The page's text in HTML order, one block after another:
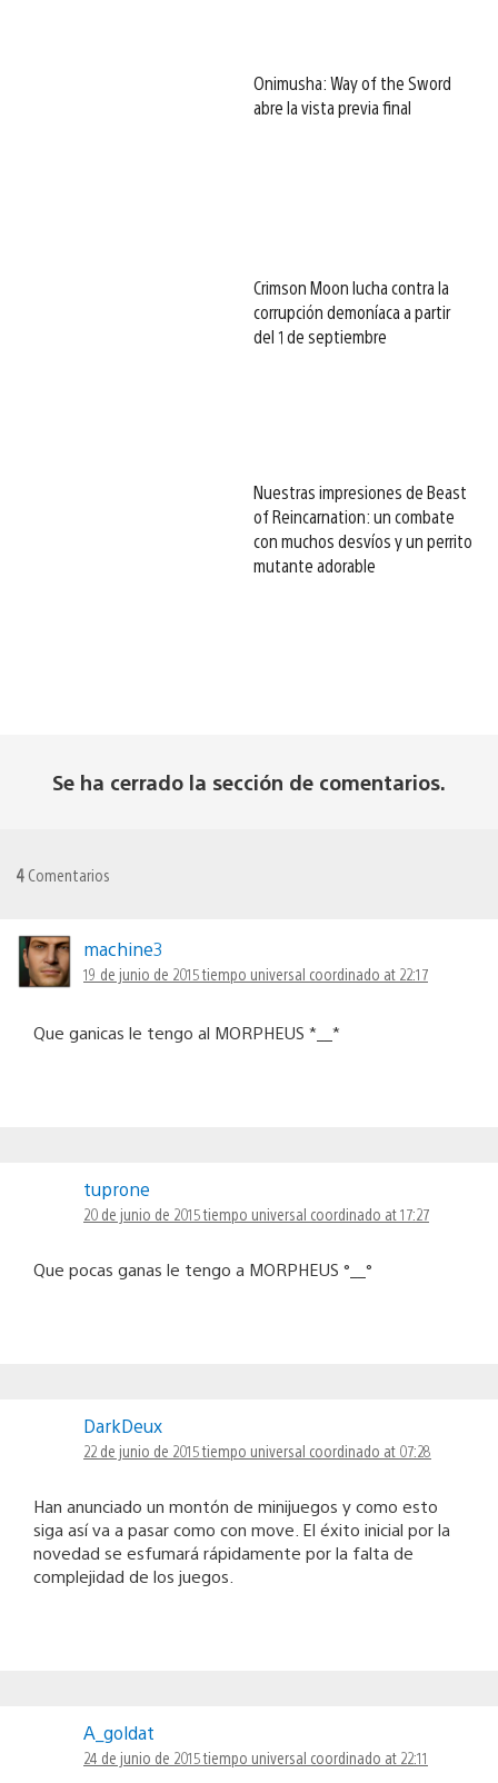
Onimusha: Way of the Sword
abre la vista previa final
Crimson Moon lucha contra la
corrupción demoníaca a partir
del 1 de septiembre
Nuestras impresiones de Beast
of Reincarnation: un combate
con muchos desvíos y un perrito
mutante adorable
Se ha cerrado la sección de comentarios.
4 Comentarios
machine3
19 de junio de 2015 tiempo universal coordinado at 22:17
Que ganicas le tengo al MORPHEUS *__*
tuprone
20 de junio de 2015 tiempo universal coordinado at 17:27
Que pocas ganas le tengo a MORPHEUS °__°
DarkDeux
22 de junio de 2015 tiempo universal coordinado at 07:28
Han anunciado un montón de minijuegos y como esto
siga así va a pasar como con move. El éxito inicial por la
novedad se esfumará rápidamente por la falta de
complejidad de los juegos.
A_goldat
24 de junio de 2015 tiempo universal coordinado at 22:11